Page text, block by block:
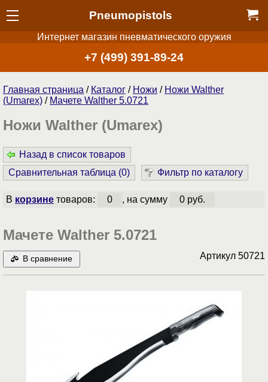
Pneumopistols
Интернет магазин пневматического оружия
+7 (499) 391-89-24
Главная страница / Каталог / Ножи / Ножи Walther
(Umarex) / Мачете Walther 5.0721
Ножи Walther (Umarex)
Назад в список товаров
Сравнительная таблица (0) Фильтр по каталогу
В корзинетоваров: 0 , на сумму 0 руб.
Мачете Walther 5.0721
В сравнение Артикул 50721